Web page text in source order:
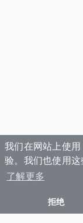
我们在网站上使
验。我们也使用这
了解更多
拒绝